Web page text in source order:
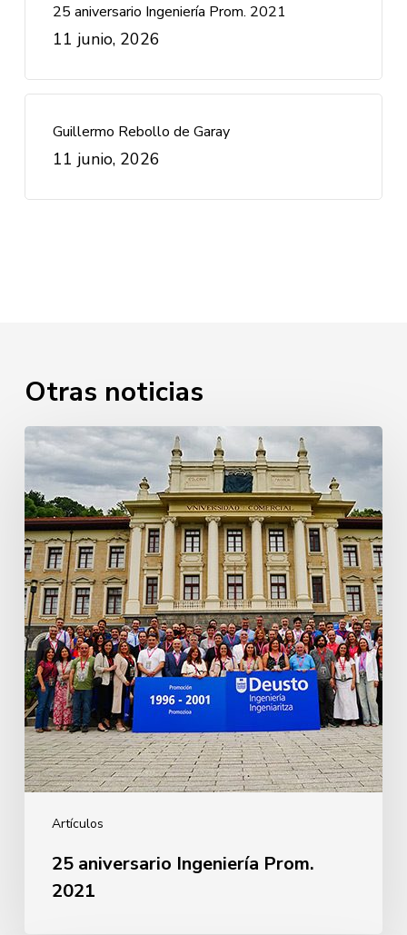
25 aniversario Ingeniería Prom. 2021
11 junio, 2026
Guillermo Rebollo de Garay
11 junio, 2026
Otras noticias
Artículos
25
aniversario
Ingeniería
Prom.
2021
25 aniversario Ingeniería Prom.
2021